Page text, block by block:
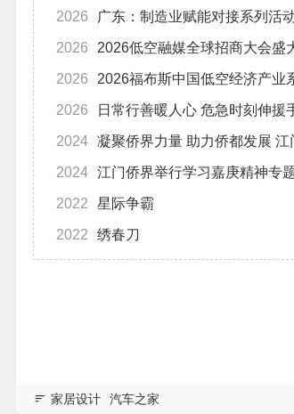
2026 广东：制造业赋能对接系列活
2026 2026低空融媒全球招商大会盛
2026 2026福布斯中国低空经济产业
2026 日常行善暖人心 危急时刻伸援
2024 凝聚侨界力量 助力
2024 江门侨界举行学习嘉庚精神专
2022 星际争霸
2022 绣春刀
家居设计 汽车之家